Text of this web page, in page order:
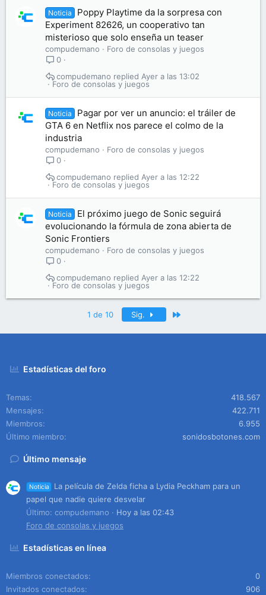
Noticia
Poppy Playtime da la sorpresa con
Experiment 82626, un cooperativo tan
misterioso que solo enseña un teaser
compudemano
Foro de consolas y juegos
0
Foro de consolas y juegos
Ayer a las 13:02
compudemano
Noticia
Pagar por ver un anuncio: el tráiler de
GTA 6 en Netflix nos parece el colmo de la
industria
compudemano
Foro de consolas y juegos
0
Foro de consolas y juegos
Ayer a las 12:22
compudemano
Noticia
El próximo juego de Sonic seguirá
evolucionando la fórmula de zona abierta de
Sonic Frontiers
compudemano
Foro de consolas y juegos
0
Foro de consolas y juegos
Ayer a las 12:22
compudemano
1 de 10 Sig.
Estadísticas del foro
Temas
418.567
Mensajes
422.711
Miembros
6.955
Último miembro
sonidosbotones.com
Último mensaje
Noticia
La película de Zelda ficha a Lydia Peckham para un
papel que nadie quiere desvelar
Último: compudemano
Hoy a las 02:43
Foro de consolas y juegos
Estadísticas en línea
Miembros conectados
0
Invitados conectados
906